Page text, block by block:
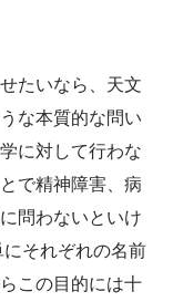
たいなら、天文
な本質的な問い
に対して行わな
で精神障害、病
問わないといけ
それぞれの名前
この目的には十